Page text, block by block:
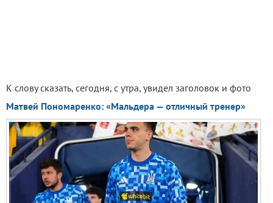
К слову сказать, сегодня, с утра, увидел заголовок и фото
Матвей Пономаренко: «Мальдера — отличный тренер»